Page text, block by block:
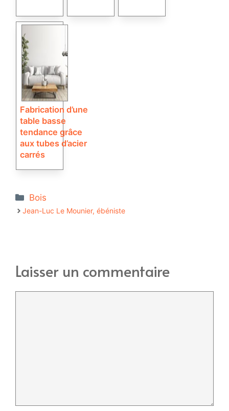
Fabrication d’une
table basse
tendance grâce
aux tubes d’acier
carrés
Catégories
Bois
Jean-Luc Le Mounier, ébéniste
Laisser un commentaire